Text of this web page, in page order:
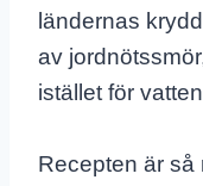
ländernas
av
istället för
Recepten är så